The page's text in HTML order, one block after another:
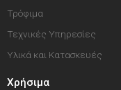
Τρόφιμα
Τεχνικές Υπηρεσίες
Υλικά και Κατασκευές
Χρήσιμα